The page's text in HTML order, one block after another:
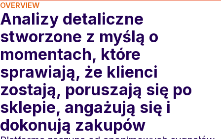
OVERVIEW
Analizy detaliczne
stworzone z myślą o
momentach, które
sprawiają, że klienci
zostają, poruszają się po
sklepie, angażują się i
dokonują zakupów